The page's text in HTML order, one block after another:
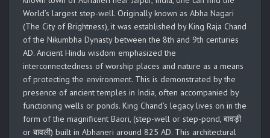
World’s largest step-well. Originally known as Abha Nagari
(The City of Brightness), it was established by King Raja Chand
of the Nikumbha Dynasty between the 8th and 9th centuries
AD. Ancient Hindu wisdom emphasized the
interconnectedness of worship places and nature as a means
of protecting the environment. This is demonstrated by the
presence of ancient temples in India, often accompanied by
functioning wells or ponds. King Chand’s legacy lives on in the
form of the magnificent Baori, (step-well or step-pond, बावड़ी
or बावली) built in Abhaneri around 825 AD. This architectural